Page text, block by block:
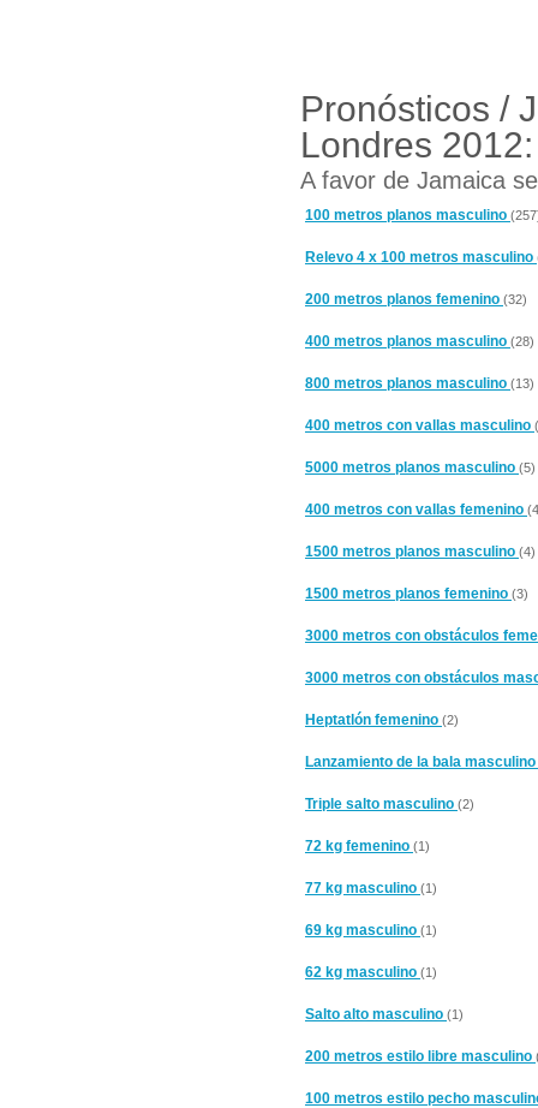
Pronósticos /
Londres 2012:
A favor de Jamaica
100 metros planos masculino
Relevo 4 x 100 metros masculino
200 metros planos femenino (32)
400 metros planos masculino (28)
800 metros planos masculino (13)
400 metros con vallas masculino
5000 metros planos masculino (5)
400 metros con vallas femenino
1500 metros planos masculino (4)
1500 metros planos femenino (3)
3000 metros con obstáculos
3000 metros con obstáculos
Heptatlón femenino (2)
Lanzamiento de la bala masculino
Triple salto masculino (2)
72 kg femenino (1)
77 kg masculino (1)
69 kg masculino (1)
62 kg masculino (1)
Salto alto masculino (1)
200 metros estilo libre masculino
100 metros estilo pecho